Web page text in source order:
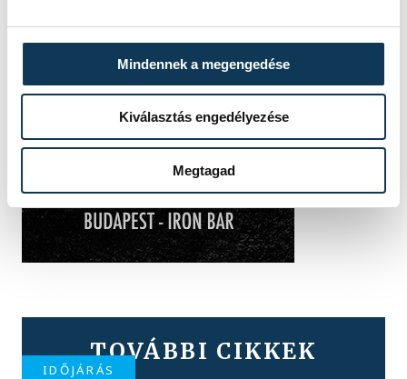
Mindennek a megengedése
Kiválasztás engedélyezése
Megtagad
TOVÁBBI CIKKEK
IDŐJÁRÁS